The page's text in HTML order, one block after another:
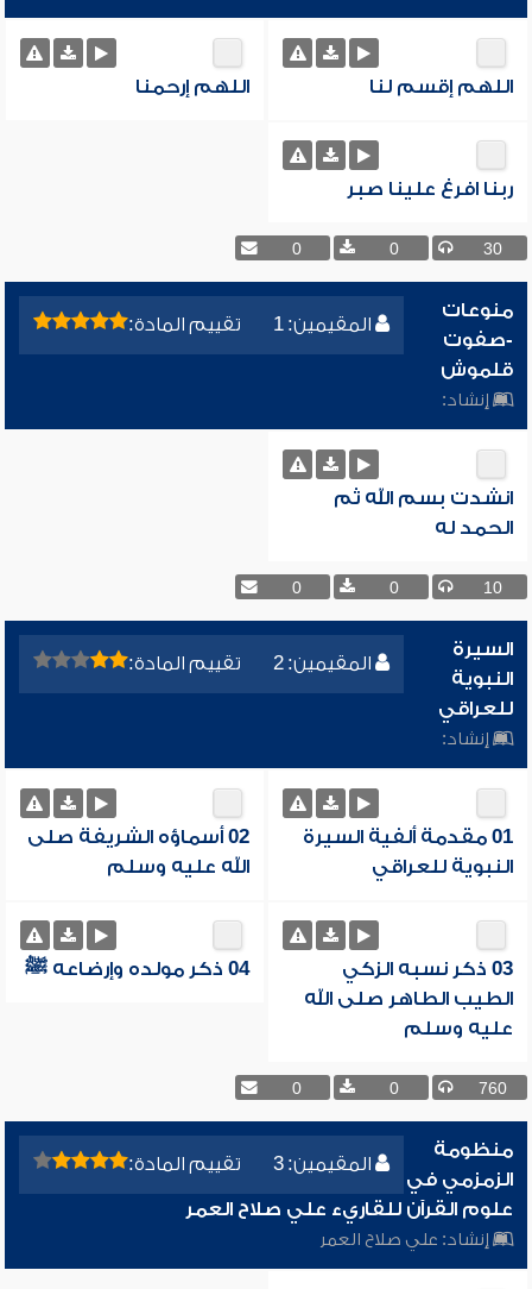
اللهم إقسم لنا اللهم إرحمنا
ربنا افرغ علينا صبر
30
0
0
المقيمين: 1 تقييم المادة:
منوعات
-صفوت
قلموش
إنشاد:
انشدت بسم الله ثم
الحمد له
10
0
0
المقيمين: 2 تقييم المادة:
السيرة
النبوية
للعراقي
إنشاد:
01 مقدمة ألفية السيرة
النبوية للعراقي
02 أسماؤه الشريفة صلى
الله عليه وسلم
03 ذكر نسبه الزكي
الطيب الطاهر صلى الله
عليه وسلم
04 ذكر مولده وإرضاعه ﷺ
760
0
0
المقيمين: 3 تقييم المادة:
منظومة
الزمزمي في
علوم القرآن للقاريء علي صلاح العمر
إنشاد: علي صلاح العمر